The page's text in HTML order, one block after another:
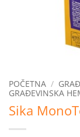
POČETNA /
GRAĐEVINSKA
Sika